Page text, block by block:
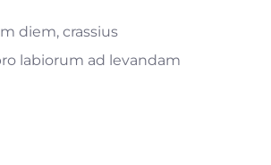
diem, crassius
labiorum ad levandam